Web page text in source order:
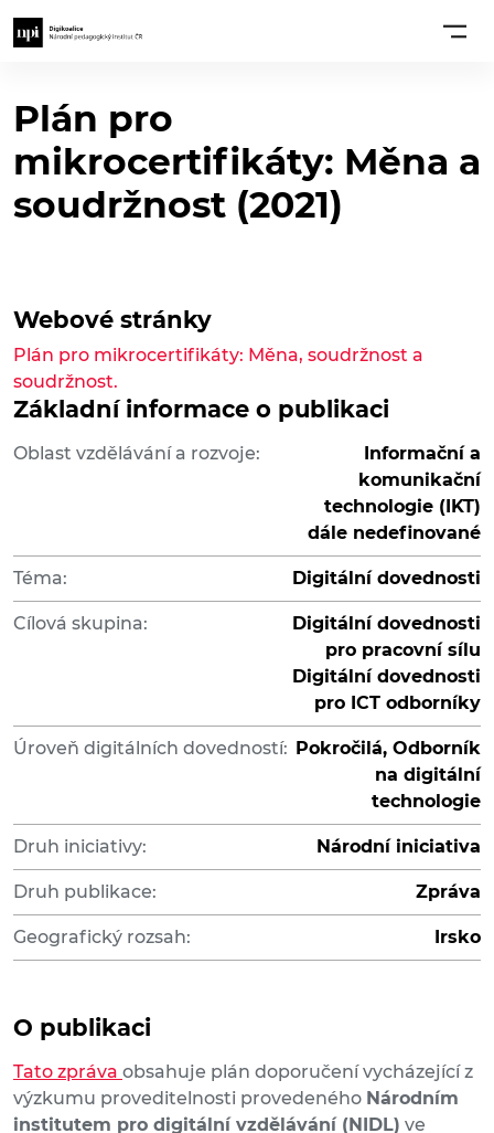
Plán pro
mikrocertifikáty: Měna a
soudržnost (2021)
Základní informace o publikaci
Oblast vzdělávání a rozvoje:
Informační a
komunikační
technologie (IKT)
dále nedefinované
Téma: Digitální dovednosti
Cílová skupina:
Digitální dovednosti
pro pracovní sílu
Digitální dovednosti
pro ICT odborníky
Úroveň digitálních dovedností:
Pokročilá, Odborník
na digitální
technologie
Druh iniciativy: Národní iniciativa
Druh publikace: Zpráva
Geografický rozsah: Irsko
O publikaci
Tato zpráva obsahuje plán doporučení vycházející z
výzkumu proveditelnosti provedeného Národním
institutem pro digitální vzdělávání (NIDL) ve
Webové stránky
Plán pro mikrocertifikáty: Měna, soudržnost a
soudržnost.